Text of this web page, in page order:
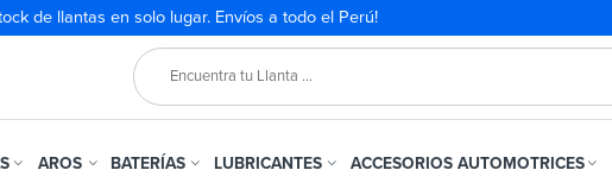
de llantas en solo lugar. Envíos a todo el Perú!
AROS BATERÍAS LUBRICANTES ACCESORIOS AUTOMOTRICES